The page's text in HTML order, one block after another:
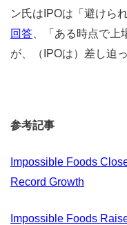
ン氏はIPOは「避けら
回答 、「ある時点で
が、（IPOは）差し迫
参考記事
Impossible Foods
Record Growth
Impossible Foods